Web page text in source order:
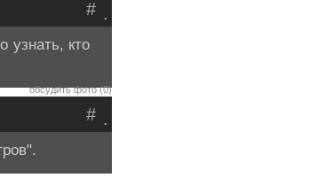
.
#
кто
обсудить фото (0)
.
#